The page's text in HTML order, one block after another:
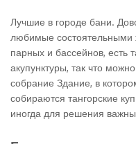
Лучшие в городе бани.
любимые
парных и бассейнов, есть
акупунктуры, так что
собрание Здание, в
собираются тангорские
иногда для решения